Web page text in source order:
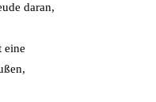
daran,
eine